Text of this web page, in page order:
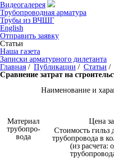
Видеогалерея
Трубопроводная арматура
Трубы из ВЧШГ
English
Отправить заявку
Статьи
Наша газета
Записки арматурного дилетанта
Главная / Публикации / Статьи /
Сравнение затрат на
Наименование и
Материал
трубопро-
вода
Цена
Стоимость гильз
трубопровода в
(из расчета: